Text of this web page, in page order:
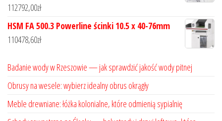
112792,00zł
HSM FA 500.3 Powerline ścinki 10.5 x 40-76mm
110478,60zł
Badanie wody w Rzeszowie — jak sprawdzić jakość wody pitnej
Obrusy na wesele: wybierz idealny obrus okrągły
Meble drewniane: łóżka kolonialne, które odmienią sypialnię